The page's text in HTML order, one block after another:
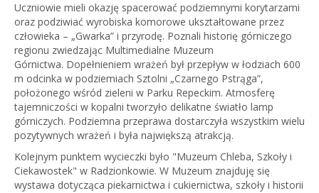
Uczniowie mieli okazję spacerować podziemnymi korytarzami
oraz podziwiać wyrobiska komorowe ukształtowane przez
człowieka – „Gwarka” i przyrodę. Poznali historię górniczego
regionu zwiedzając Multimedialne Muzeum
Górnictwa. Dopełnieniem wrażeń był przepływ w łodziach 600
m odcinka w podziemiach Sztolni „Czarnego Pstrąga”,
położonego wśród zieleni w Parku Repeckim. Atmosferę
tajemniczości w kopalni tworzyło delikatne światło lamp
górniczych. Podziemna przeprawa dostarczyła wszystkim wielu
pozytywnych wrażeń i była największą atrakcją.
Kolejnym punktem wycieczki było "Muzeum Chleba, Szkoły i
Ciekawostek" w Radzionkowie. W Muzeum znajduję się
wystawa dotycząca piekarnictwa i cukiernictwa, szkoły i historii